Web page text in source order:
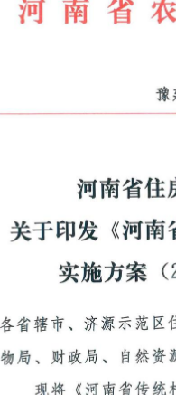
豫
河南省住
关于印发 《河南
实施方案
各 省辖市 、济源示范区
物 局、 财政局、 自然资
现将 《河南省传统